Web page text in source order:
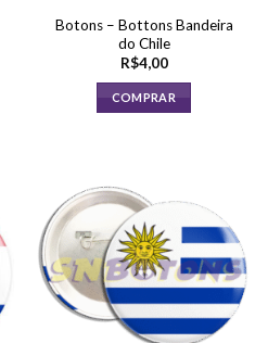
Botons – Bottons Bandeira
do Chile
R$4,00
COMPRAR